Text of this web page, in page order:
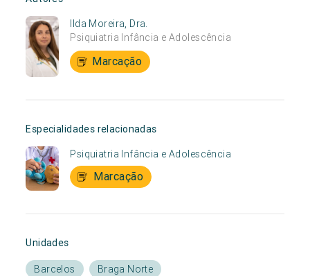
Ilda Moreira, Dra.
Psiquiatria Infância e Adolescência
Marcação
Especialidades relacionadas
Psiquiatria Infância e Adolescência
Marcação
Unidades
Barcelos Braga Norte